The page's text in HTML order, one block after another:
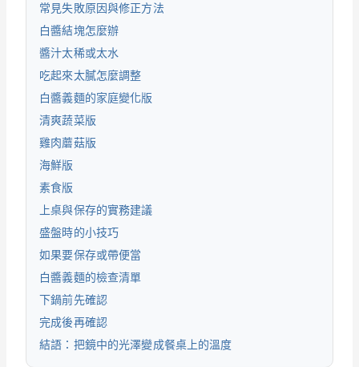
常見失敗原因與修正方法
白醬結塊怎麼辦
醬汁太稀或太水
吃起來太膩怎麼調整
白醬義麵的家庭變化版
清爽蔬菜版
雞肉蘑菇版
海鮮版
素食版
上桌與保存的實務建議
盛盤時的小技巧
如果要保存或帶便當
白醬義麵的檢查清單
下鍋前先確認
完成後再確認
結語：把鏡中的光澤變成餐桌上的溫度